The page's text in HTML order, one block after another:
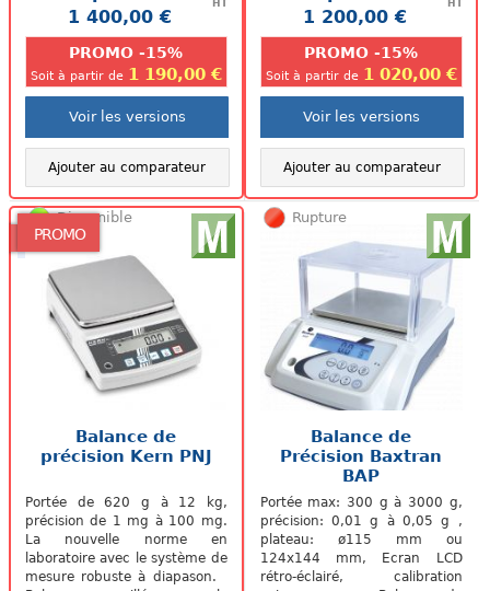
1 400,00 €
HT
PROMO -15%
Soit à partir de 1 190,00 €
Voir les versions
Ajouter au comparateur
1 200,00 €
HT
PROMO -15%
Soit à partir de 1 020,00 €
Voir les versions
Ajouter au comparateur
PROMO
Disponible
Balance de
précision Kern PNJ
Portée de 620 g à 12 kg,
précision de 1 mg à 100 mg.
La nouvelle norme en
laboratoire avec le système de
mesure robuste à diapason.
Rupture
Balance de
Précision Baxtran
BAP
Portée max: 300 g à 3000 g,
précision: 0,01 g à 0,05 g ,
plateau: ø115 mm ou
124x144 mm, Ecran LCD
rétro-éclairé, calibration